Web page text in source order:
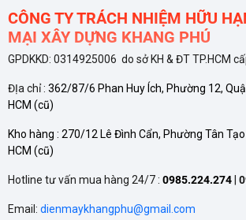
Duy trì nhiệt độ ổn định, giảm hao
kéo dài tuổi thọ máy
Đây là giải pháp kinh tế hiệu quả với những
thiết bị 24/7 nhưng vẫn muốn tiết kiệm hóa
CÔNG TY TRÁCH NHIỆM HỮU
MẠI XÂY DỰNG KHANG PHÚ
GPDKKD: 0314925006 do sở KH & ĐT TP.HCM
ĐỊa chỉ : 362/87/6 Phan Huy Ích, Phường 12,
HCM (cũ)
Kho hàng : 270/12 Lê Đình Cẩn, Phường Tân Tạo
HCM (cũ)
Hotline tư vấn mua hàng 24/7 : 0985.224.274
Email: dienmaykhangphu@gmail.com